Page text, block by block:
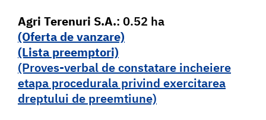
Agri Terenuri S.A.: 0.52 ha
(Oferta de vanzare)
(Lista preemptori)
(Proves-verbal de constatare incheiere
etapa procedurala privind exercitarea
dreptului de preemtiune)